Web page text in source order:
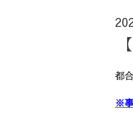
都
※事